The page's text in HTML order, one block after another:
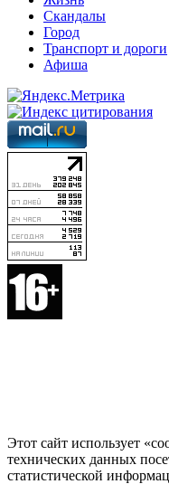
Скандалы
Город
Транспорт и дороги
Афиша
Этот сайт использует
технических данных
статистической